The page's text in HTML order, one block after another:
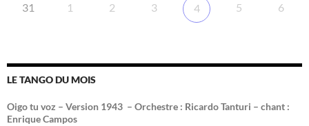
31 1 2 3 4 5 6
LE TANGO DU MOIS
Oigo tu voz – Version 1943 – Orchestre : Ricardo Tanturi – chant :
Enrique Campos